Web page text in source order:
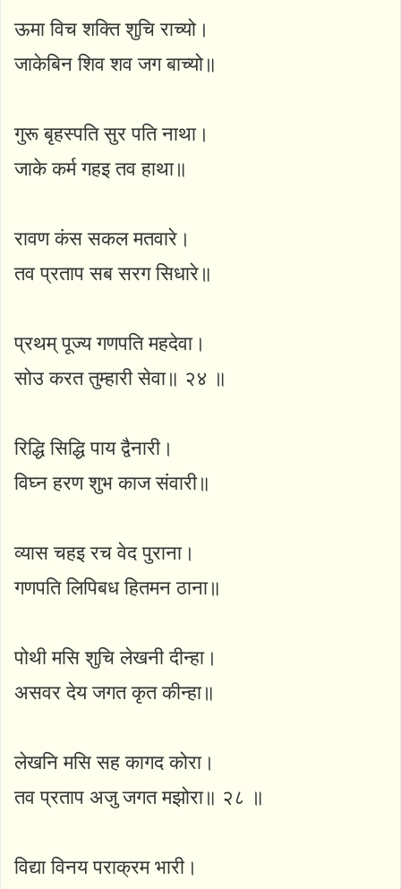
ऊमा विच शक्ति शुचि राच्यो।
जाकेबिन शिव शव जग बाच्यो॥
गुरू बृहस्पति सुर पति नाथा।
जाके कर्म गहइ तव हाथा॥
रावण कंस सकल मतवारे।
तव प्रताप सब सरग सिधारे॥
प्रथम् पूज्य गणपति महदेवा।
सोउ करत तुम्हारी सेवा॥ २४ ॥
रिद्धि सिद्धि पाय द्वैनारी।
विघ्न हरण शुभ काज संवारी॥
व्यास चहइ रच वेद पुराना।
गणपति लिपिबध हितमन ठाना॥
पोथी मसि शुचि लेखनी दीन्हा।
असवर देय जगत कृत कीन्हा॥
लेखनि मसि सह कागद कोरा।
तव प्रताप अजु जगत मझोरा॥ २८ ॥
विद्या विनय पराक्रम भारी।